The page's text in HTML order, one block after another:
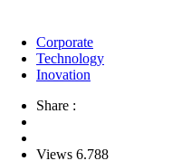
Corporate
Technology
Inovation
Share :
Views 6.788